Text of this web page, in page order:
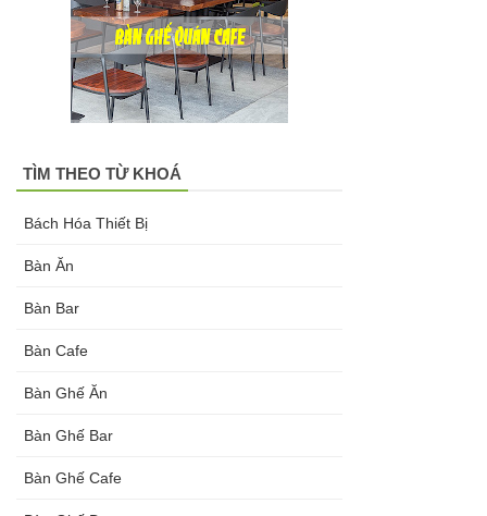
TÌM THEO TỪ KHOÁ
Bách Hóa Thiết Bị
Bàn Ăn
Bàn Bar
Bàn Cafe
Bàn Ghế Ăn
Bàn Ghế Bar
Bàn Ghế Cafe